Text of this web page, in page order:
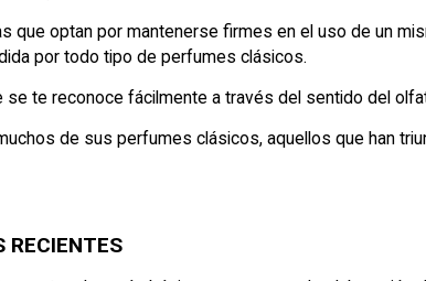
optan por mantenerse firmes en el uso de un
por todo tipo de perfumes clásicos.
se te reconoce fácilmente a través del sentido del
de sus perfumes clásicos, aquellos que han
RECIENTES